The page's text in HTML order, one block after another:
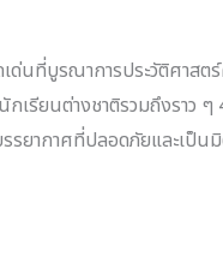
ที่บูรณาการประวัติศาสต
ยนต่างชาติรวมถึงราว ๆ
รยากาศที่ปลอดภัยและเป็น